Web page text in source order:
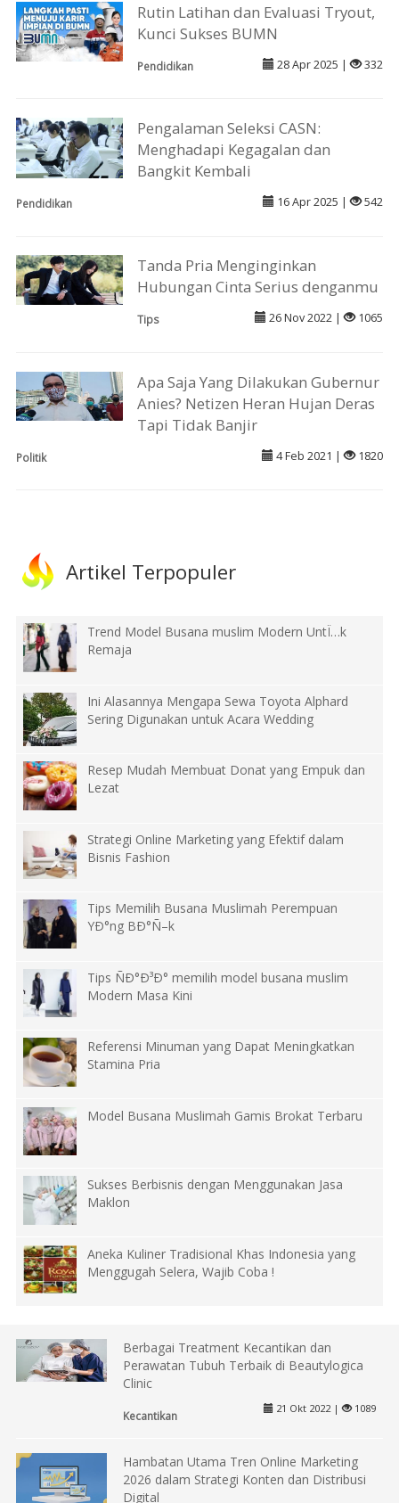
Rutin Latihan dan Evaluasi Tryout,
Kunci Sukses BUMN
Pendidikan 28 Apr 2025 | 332
Pengalaman Seleksi CASN:
Menghadapi Kegagalan dan
Bangkit Kembali
Pendidikan 16 Apr 2025 | 542
Tanda Pria Menginginkan
Hubungan Cinta Serius denganmu
Tips 26 Nov 2022 | 1065
Apa Saja Yang Dilakukan Gubernur
Anies? Netizen Heran Hujan Deras
Tapi Tidak Banjir
Politik 4 Feb 2021 | 1820
Artikel Terpopuler
Trend Model Busana muslim Modern UntÏ…k
Remaja
Ini Alasannya Mengapa Sewa Toyota Alphard
Sering Digunakan untuk Acara Wedding
Resep Mudah Membuat Donat yang Empuk dan
Lezat
Strategi Online Marketing yang Efektif dalam
Bisnis Fashion
Tips Memilih Busana Muslimah Perempuan
YÐ°ng BÐ°Ñ–k
Tips ÑÐ°Ð³Ð° memilih model busana muslim
Modern Masa Kini
Referensi Minuman yang Dapat Meningkatkan
Stamina Pria
Model Busana Muslimah Gamis Brokat Terbaru
Sukses Berbisnis dengan Menggunakan Jasa
Maklon
Aneka Kuliner Tradisional Khas Indonesia yang
Menggugah Selera, Wajib Coba !
Berbagai Treatment Kecantikan dan
Perawatan Tubuh Terbaik di Beautylogica
Clinic
Kecantikan
21 Okt 2022 | 1089
Hambatan Utama Tren Online Marketing
2026 dalam Strategi Konten dan Distribusi
Digital